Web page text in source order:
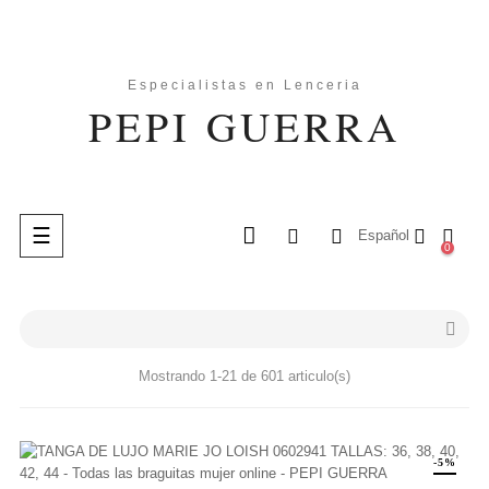
Navegación
de
☰ Español
0

Mostrando 1-21 de 601 articulo(s)
-5%